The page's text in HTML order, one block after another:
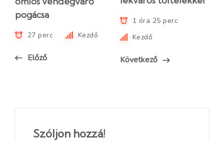
pogácsa
27 perc Kezdő
Előző
1 óra 25 perc
Kezdő
Következő
Szóljon hozzá!